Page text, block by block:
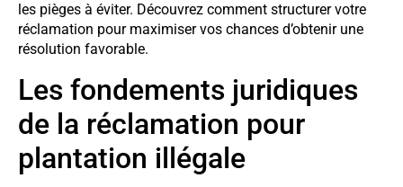
les pièges à éviter. Découvrez comment structurer votre
réclamation pour maximiser vos chances d’obtenir une
résolution favorable.
Les fondements juridiques
de la réclamation pour
plantation illégale